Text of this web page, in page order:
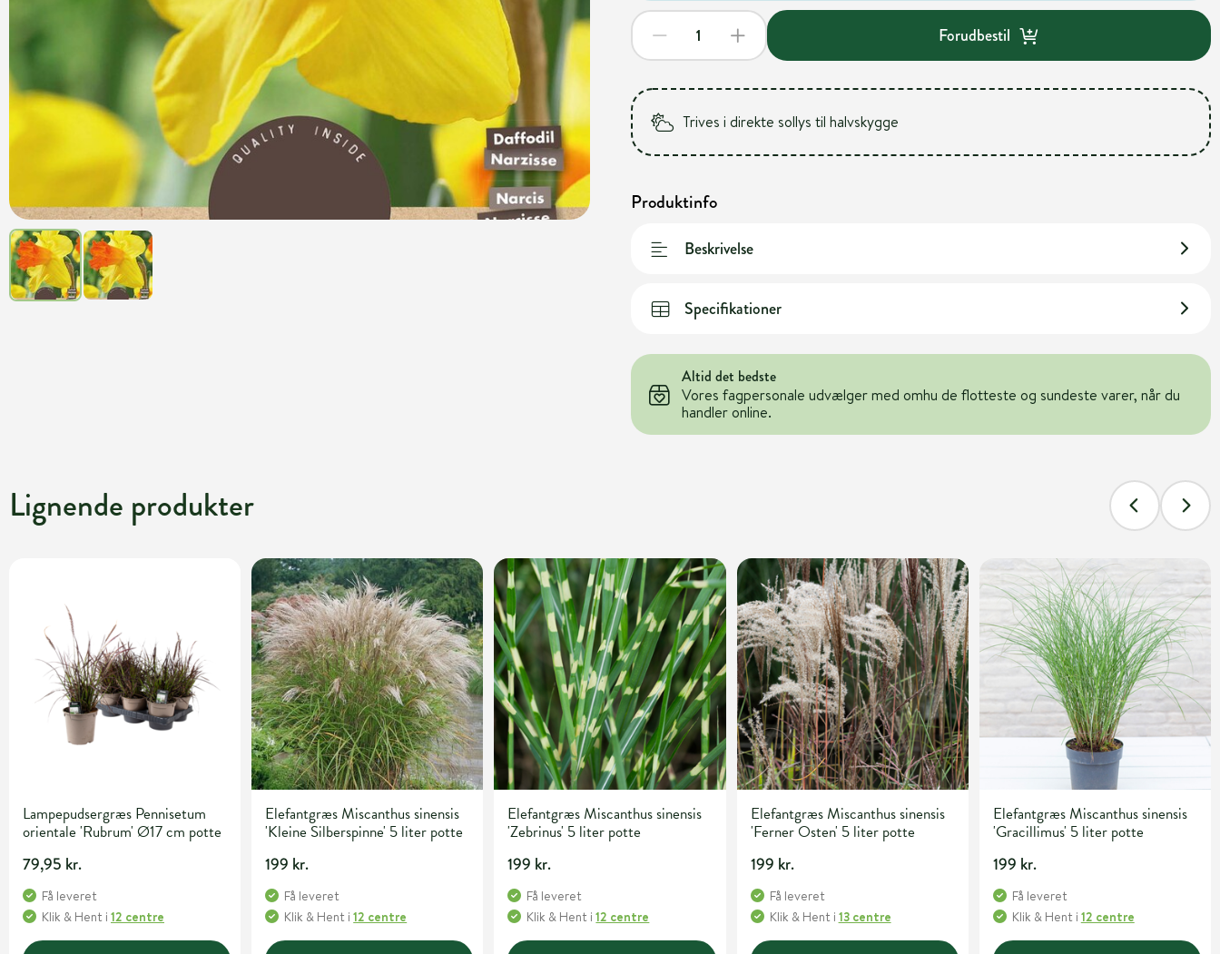
Forudbestil
Trives i direkte sollys til halvskygge
Produktinfo
Beskrivelse
Specifikationer
Altid det bedste
Vores fagpersonale udvælger med omhu de flotteste og sundeste varer, når du
handler online.
Lignende produkter
Lampepudsergræs Pennisetum
orientale 'Rubrum' Ø17 cm potte
79,95 kr.
Få leveret
Klik & Hent i 12 centre
Elefantgræs Miscanthus sinensis
'Kleine Silberspinne' 5 liter potte
199 kr.
Få leveret
Klik & Hent i12 centre
Elefantgræs Miscanthus sinensis
'Zebrinus' 5 liter potte
199 kr.
Få leveret
Klik & Hent i12 centre
Elefantgræs Miscanthus sinensis
'Ferner Osten' 5 liter potte
199 kr.
Få leveret
Klik & Hent i 13 centre
Elefantgræs Miscanthus sinensis
'Gracillimus' 5 liter potte
199 kr.
Få leveret
Klik & Hent i 12 centre